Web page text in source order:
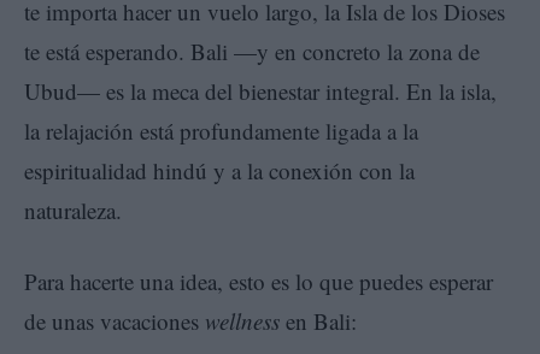
te importa hacer un vuelo largo, la Isla de los Dioses
te está esperando. Bali —y en concreto la zona de
Ubud— es la meca del bienestar integral. En la isla,
la relajación está profundamente ligada a la
espiritualidad hindú y a la conexión con la
naturaleza.
Para hacerte una idea, esto es lo que puedes esperar
de unas vacaciones wellness en Bali: